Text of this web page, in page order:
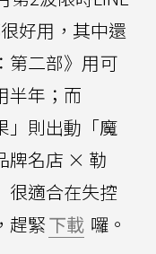
好用，其中還
：第二部》用可
半年；而
」則出動「魔
牌名店 × 勒
很適合在失控
趕緊下載 囉。